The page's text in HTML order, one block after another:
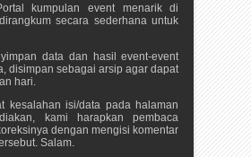
kumpulan event menarik di
secara sederhana untuk
data dan hasil event-event
disimpan sebagai arsip agar dapat
hari.
kesalahan isi/data pada halaman
kami harapkan pembaca
dengan mengisi komentar
Salam.